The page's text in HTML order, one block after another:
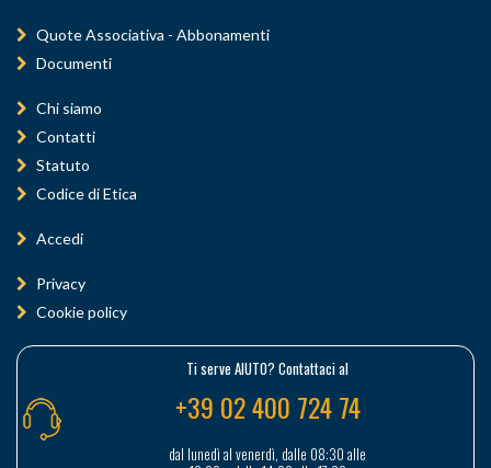
Quote Associativa - Abbonamenti
Documenti
Chi siamo
Contatti
Statuto
Codice di Etica
Accedi
Privacy
Cookie policy
Ti serve AIUTO? Contattaci al
+39 02 400 724 74
dal lunedì al venerdì, dalle 08:30 alle